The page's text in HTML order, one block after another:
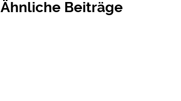
Ähnliche Beiträge